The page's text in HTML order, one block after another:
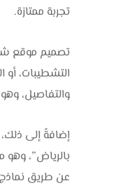
تجربة ممتازة.
تصميم موقع
التشطيبات،
والتفاصيل،
إضافةً إلى
بالرياض”، وهو
عن طريق